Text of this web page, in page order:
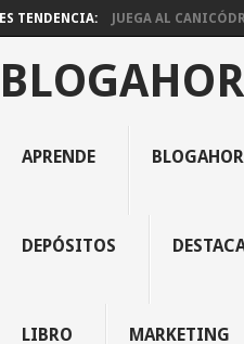
ES TENDENCIA: JUEGA AL
APRENDE
DEPÓSITOS
LIBRO MARKETING